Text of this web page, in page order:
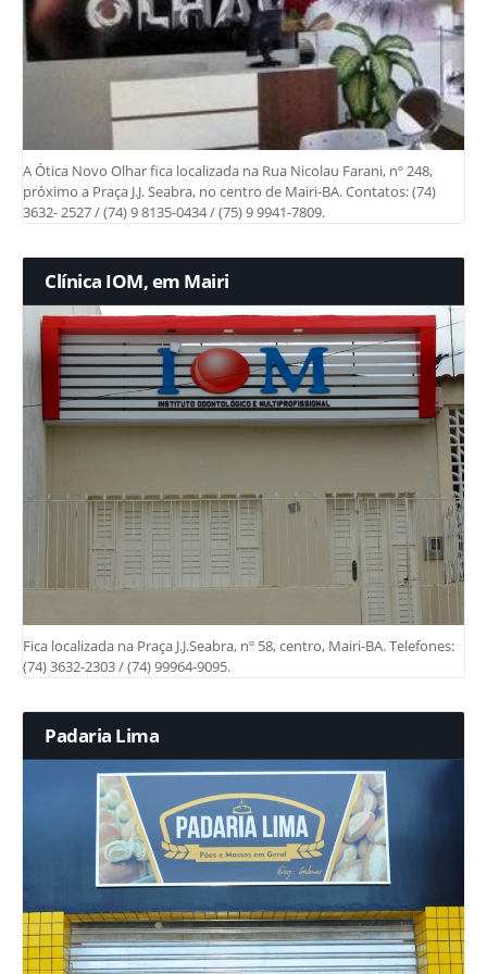
A Ótica Novo Olhar fica localizada na Rua Nicolau Farani, nº 248,
próximo a Praça J.J. Seabra, no centro de Mairi-BA. Contatos: (74)
3632- 2527 / (74) 9 8135-0434 / (75) 9 9941-7809.
Clínica IOM, em Mairi
Fica localizada na Praça J.J.Seabra, nº 58, centro, Mairi-BA. Telefones:
(74) 3632-2303 / (74) 99964-9095.
Padaria Lima